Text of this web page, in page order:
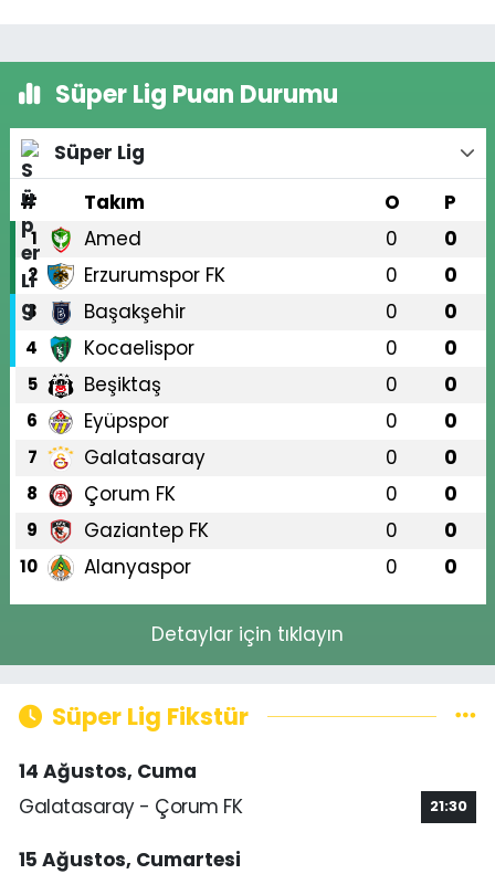
Süper Lig Puan Durumu
Süper Lig
#
Takım O P
1 Amed 0 0
2 Erzurumspor FK 0 0
3 Başakşehir 0 0
4 Kocaelispor 0 0
5 Beşiktaş 0 0
6 Eyüpspor 0 0
7 Galatasaray 0 0
8 Çorum FK 0 0
9 Gaziantep FK 0 0
10 Alanyaspor 0 0
Detaylar için tıklayın
Süper Lig Fikstür
14 Ağustos, Cuma
Galatasaray - Çorum FK
21:30
15 Ağustos, Cumartesi